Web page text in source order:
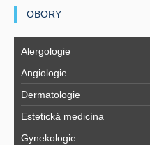
OBORY
Alergologie
Angiologie
Dermatologie
Estetická medicína
Gynekologie